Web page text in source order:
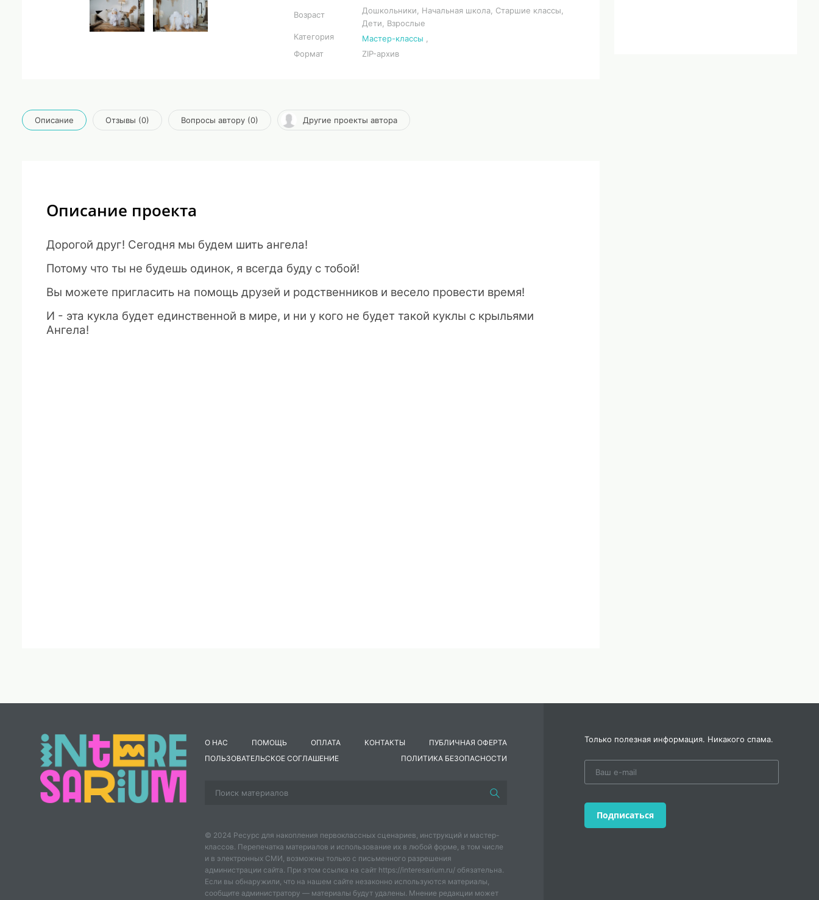
Возраст
Дошкольники, Начальная школа, Старшие классы,
Дети, Взрослые
Категория
Мастер-классы
Формат
ZIP-архив
Описание Отзывы (0) Вопросы автору (0) Другие проекты автора
Описание проекта
Дорогой друг! Сегодня мы будем шить ангела!
Потому что ты не будешь одинок, я всегда буду с тобой!
Вы можете пригласить на помощь друзей и родственников и весело провести время!
И - эта кукла будет единственной в мире, и ни у кого не будет такой куклы с крыльями
Ангела!
О НАС ПОМОЩЬ ОПЛАТА КОНТАКТЫ
ПУБЛИЧНАЯ ОФЕРТА
ПОЛЬЗОВАТЕЛЬСКОЕ СОГЛАШЕНИЕ
ПОЛИТИКА БЕЗОПАСНОСТИ
© 2024 Ресурс для накопления первоклассных сценариев, инструкций и мастер-
классов. Перепечатка материалов и использование их в любой форме, в том числе
и в электронных СМИ, возможны только с письменного разрешения
администрации сайта. При этом ссылка на сайт https://interesarium.ru/ обязательна.
Если вы обнаружили, что на нашем сайте незаконно используются материалы,
сообщите администратору — материалы будут удалены. Мнение редакции может
Только полезная информация. Никакого спама.
Подписаться